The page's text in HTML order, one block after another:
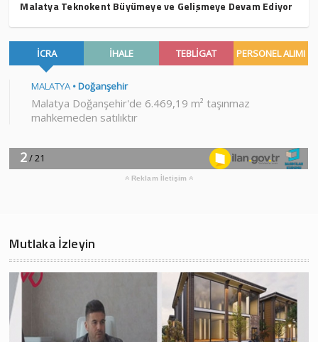
Malatya Teknokent Büyümeye ve Gelişmeye Devam Ediyor
Reklam İletişim
Mutlaka İzleyin